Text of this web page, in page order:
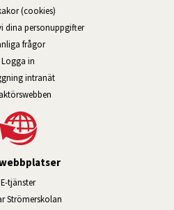
(cookies)
dina personuppgifter
frågor
Logga in
intranätÖppnas i nytt fönster.
E-tjänsterLänk till annan webbplats, öppnas i
StrömerskolanLänk till annan webbplats,